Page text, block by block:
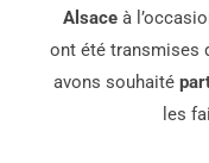
Alsaceà
ont été transmises
avons souhaité
les